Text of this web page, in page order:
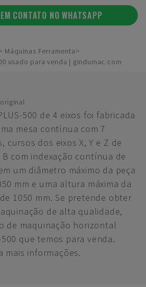
CONTATO NO WHATSAPP
Máquinas Ferramenta
usado para venda | gindumac.com
500 de 4 eixos foi fabricada
mesa contínua com 7
cursos dos eixos X, Y e Z de
B com indexação contínua de
um diâmetro máximo da peça
mm e uma altura máxima da
1050 mm. Se pretende obter
de alta qualidade,
de maquinação horizontal
que temos para venda.
mais informações.